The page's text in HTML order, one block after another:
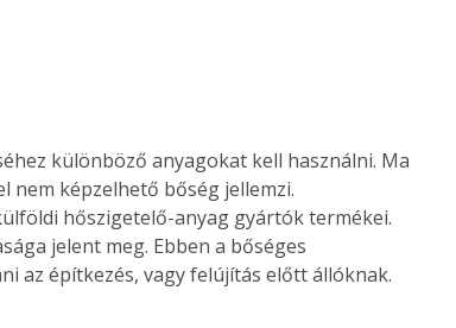
különböző anyagokat kell használni. Ma
nem képzelhető bőség jellemzi.
hőszigetelő-anyag gyártók termékei.
jelent meg. Ebben a bőséges
az építkezés, vagy felújítás előtt állóknak.